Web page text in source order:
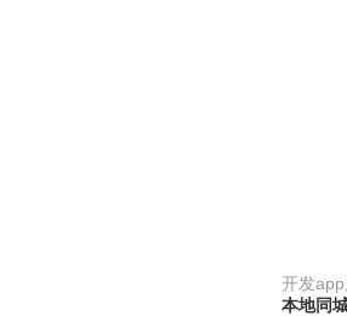
开发
本地同